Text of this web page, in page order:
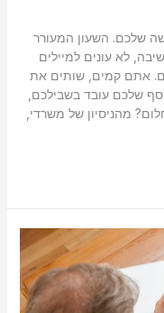
שלכם. השעון המעורר
לא עונים למיילים
אתם קמים, שותים את
שלכם עובד בשבילכם,
מהניסיון של משרדי,